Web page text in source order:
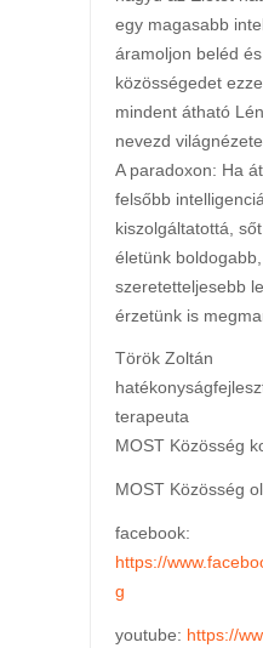
egy magasabb
áramoljon beléd
közösségedet
mindent átható
nevezd
A paradoxon: Ha
felsőbb
kiszolgáltatottá,
életünk
szeretetteljesebb
érzetünk is
Török Zoltán
terapeuta
MOST Közösség
MOST Közösség
facebook:
https://
g
youtube: https://